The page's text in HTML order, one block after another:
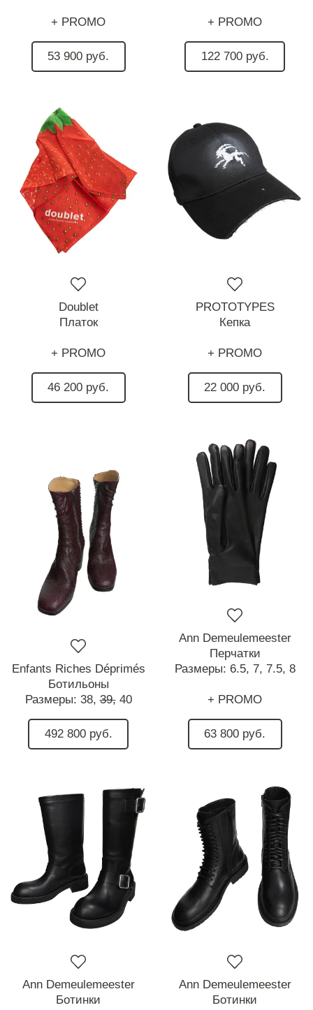
+ PROMO
53 900 руб.
+ PROMO
122 700 руб.
Doublet
Платок
+ PROMO
46 200 руб.
PROTOTYPES
Кепка
+ PROMO
22 000 руб.
Enfants Riches Déprimés
Ботильоны
Размеры: 38, 39, 40
492 800 руб.
Ann Demeulemeester
Перчатки
Размеры: 6.5, 7, 7.5, 8
+ PROMO
63 800 руб.
Ann Demeulemeester
Ботинки
Ann Demeulemeester
Ботинки